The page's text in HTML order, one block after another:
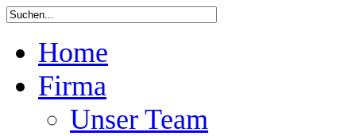
Home
Firma
Unser Team